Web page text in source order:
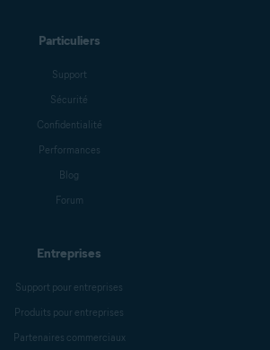
Particuliers
Support
Sécurité
Confidentialité
Performances
Blog
Forum
Entreprises
Support pour entreprises
Produits pour entreprises
Partenaires commerciaux